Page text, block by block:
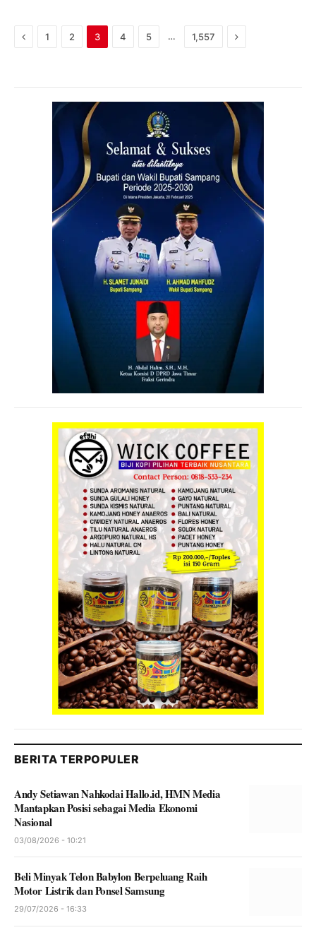
Previous
1 2 3 4 5 … 1,557 Next
BERITA TERPOPULER
Andy Setiawan Nahkodai Hallo.id, HMN Media
Mantapkan Posisi sebagai Media Ekonomi
Nasional
03/08/2026 - 10:21
Beli Minyak Telon Babylon Berpeluang Raih
Motor Listrik dan Ponsel Samsung
29/07/2026 - 16:33